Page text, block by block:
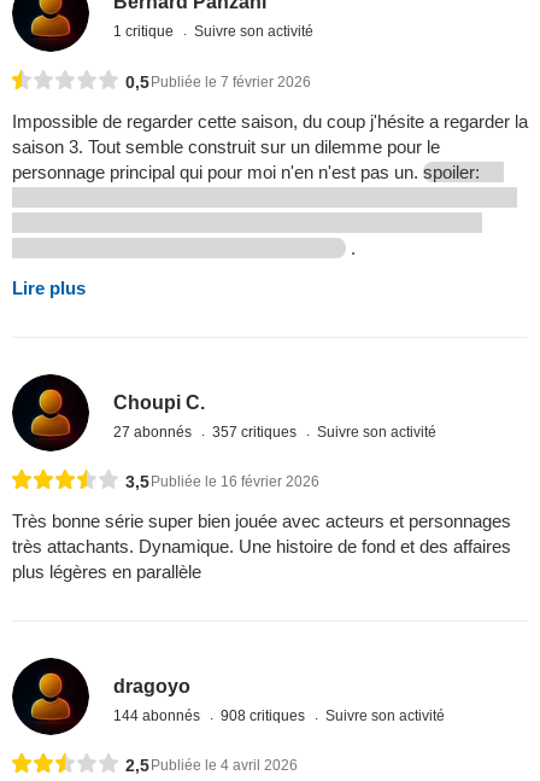
1 critique Suivre son activité
0,5 Publiée le 7 février 2026
Impossible de regarder cette saison, du coup j'hésite a regarder la
saison 3. Tout semble construit sur un dilemme pour le
personnage principal qui pour moi n'en n'est pas un. spoiler:
.
Lire plus
Choupi C.
27 abonnés 357 critiques Suivre son activité
3,5 Publiée le 16 février 2026
Très bonne série super bien jouée avec acteurs et personnages
très attachants. Dynamique. Une histoire de fond et des affaires
plus légères en parallèle
dragoyo
144 abonnés 908 critiques Suivre son activité
2,5 Publiée le 4 avril 2026